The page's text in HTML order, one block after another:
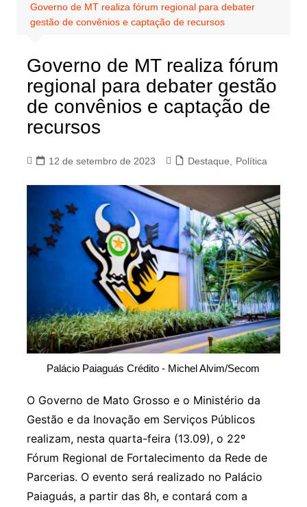
Governo de MT realiza fórum regional para debater
gestão de convênios e captação de recursos
Governo de MT realiza fórum
regional para debater gestão
de convênios e captação de
recursos
12 de setembro de 2023 Destaque Política
Palácio Paiaguás Crédito - Michel Alvim/Secom
O Governo de Mato Grosso e o Ministério da
Gestão e da Inovação em Serviços Públicos
realizam, nesta quarta-feira (13.09), o 22º
Fórum Regional de Fortalecimento da Rede de
Parcerias. O evento será realizado no Palácio
Paiaguás, a partir das 8h, e contará com a